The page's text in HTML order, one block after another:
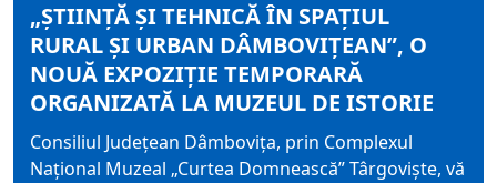
„ȘTIINȚĂ ȘI TEHNICĂ ÎN SPAȚIUL
RURAL ȘI URBAN DÂMBOVIȚEAN”, O
NOUĂ EXPOZIȚIE TEMPORARĂ
ORGANIZATĂ LA MUZEUL DE ISTORIE
Consiliul Județean Dâmbovița, prin Complexul
Național Muzeal „Curtea Domnească” Târgoviște, vă